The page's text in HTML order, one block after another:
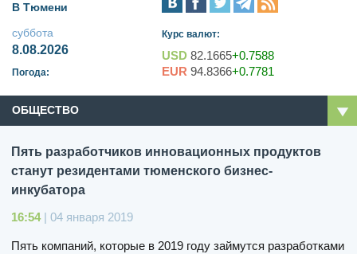
В Тюмени
суббота
8.08.2026
Погода:
Курс валют:
USD 82.1665+0.7588
EUR 94.8366+0.7781
ОБЩЕСТВО
Пять разработчиков инновационных продуктов
станут резидентами тюменского бизнес-
инкубатора
16:54| 04 января 2019
Пять компаний, которые в 2019 году займутся разработками